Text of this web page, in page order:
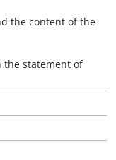
the content of the
the statement of